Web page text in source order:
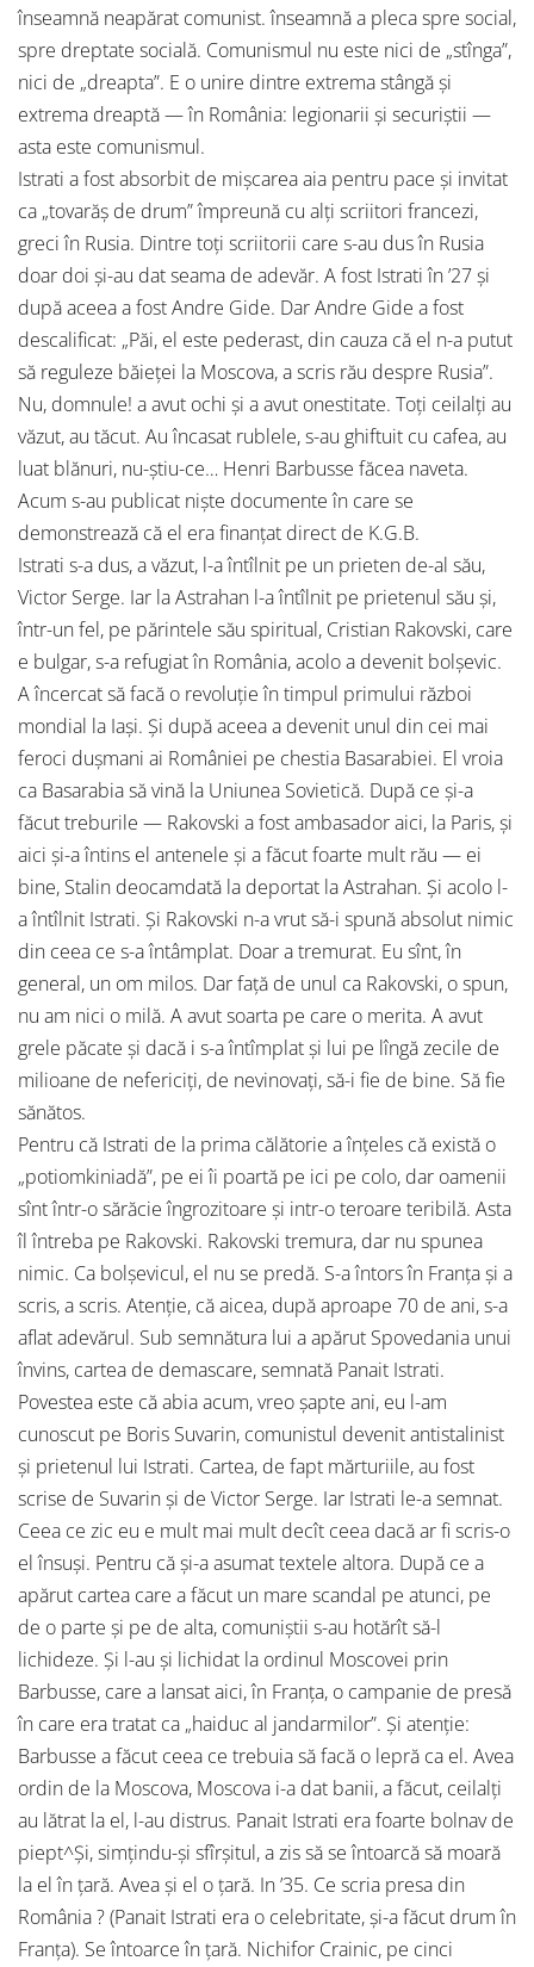
înseamnă neapărat comunist. înseamnă a pleca spre social,
spre dreptate socială. Comunismul nu este nici de „stînga”,
nici de „dreapta”. E o unire dintre extrema stângă şi
extrema dreaptă — în România: legionarii şi securiştii —
asta este comunismul.
Istrati a fost absorbit de mişcarea aia pentru pace şi invitat
ca „tovarăş de drum” împreună cu alţi scriitori francezi,
greci în Rusia. Dintre toţi scriitorii care s-au dus în Rusia
doar doi şi-au dat seama de adevăr. A fost Istrati în ’27 şi
după aceea a fost Andre Gide. Dar Andre Gide a fost
descalificat: „Păi, el este pederast, din cauza că el n-a putut
să reguleze băieţei la Moscova, a scris rău despre Rusia”.
Nu, domnule! a avut ochi şi a avut onestitate. Toţi ceilalţi au
văzut, au tăcut. Au încasat rublele, s-au ghiftuit cu cafea, au
luat blănuri, nu-ştiu-ce… Henri Barbusse făcea naveta.
Acum s-au publicat nişte documente în care se
demonstrează că el era finanţat direct de K.G.B.
Istrati s-a dus, a văzut, l-a întîlnit pe un prieten de-al său,
Victor Serge. Iar la Astrahan l-a întîlnit pe prietenul său şi,
într-un fel, pe părintele său spiritual, Cristian Rakovski, care
e bulgar, s-a refugiat în România, acolo a devenit bolşevic.
A încercat să facă o revoluţie în timpul primului război
mondial la Iaşi. Şi după aceea a devenit unul din cei mai
feroci duşmani ai României pe chestia Basarabiei. El vroia
ca Basarabia să vină la Uniunea Sovietică. După ce şi-a
făcut treburile — Rakovski a fost ambasador aici, la Paris, şi
aici şi-a întins el antenele şi a făcut foarte mult rău — ei
bine, Stalin deocamdată la deportat la Astrahan. Şi acolo l-
a întîlnit Istrati. Şi Rakovski n-a vrut să-i spună absolut nimic
din ceea ce s-a întâmplat. Doar a tremurat. Eu sînt, în
general, un om milos. Dar faţă de unul ca Rakovski, o spun,
nu am nici o milă. A avut soarta pe care o merita. A avut
grele păcate şi dacă i s-a întîmplat şi lui pe lîngă zecile de
milioane de nefericiţi, de nevinovaţi, să-i fie de bine. Să fie
sănătos.
Pentru că Istrati de la prima călătorie a înţeles că există o
„potiomkiniadă”, pe ei îi poartă pe ici pe colo, dar oamenii
sînt într-o sărăcie îngrozitoare şi intr-o teroare teribilă. Asta
îl întreba pe Rakovski. Rakovski tremura, dar nu spunea
nimic. Ca bolşevicul, el nu se predă. S-a întors în Franţa şi a
scris, a scris. Atenţie, că aicea, după aproape 70 de ani, s-a
aflat adevărul. Sub semnătura lui a apărut Spovedania unui
învins, cartea de demascare, semnată Panait Istrati.
Povestea este că abia acum, vreo şapte ani, eu l-am
cunoscut pe Boris Suvarin, comunistul devenit antistalinist
şi prietenul lui Istrati. Cartea, de fapt mărturiile, au fost
scrise de Suvarin şi de Victor Serge. Iar Istrati le-a semnat.
Ceea ce zic eu e mult mai mult decît ceea dacă ar fi scris-o
el însuşi. Pentru că şi-a asumat textele altora. După ce a
apărut cartea care a făcut un mare scandal pe atunci, pe
de o parte şi pe de alta, comuniştii s-au hotărît să-l
lichideze. Şi l-au şi lichidat la ordinul Moscovei prin
Barbusse, care a lansat aici, în Franţa, o campanie de presă
în care era tratat ca „haiduc al jandarmilor”. Şi atenţie:
Barbusse a făcut ceea ce trebuia să facă o lepră ca el. Avea
ordin de la Moscova, Moscova i-a dat banii, a făcut, ceilalţi
au lătrat la el, l-au distrus. Panait Istrati era foarte bolnav de
piept^Şi, simţindu-şi sfîrşitul, a zis să se întoarcă să moară
la el în ţară. Avea şi el o ţară. In ’35. Ce scria presa din
România ? (Panait Istrati era o celebritate, şi-a făcut drum în
Franţa). Se întoarce în ţară. Nichifor Crainic, pe cinci